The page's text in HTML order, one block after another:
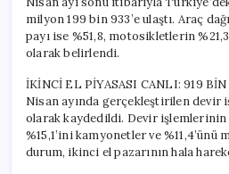
milyon 199 bin 933’e ulaştı. Araç
payı ise %51,8, motosikletlerin
olarak belirlendi.
İKİNCİ EL PİYASASI CANLI: 919 BİN
Nisan ayında gerçekleştirilen devir
olarak kaydedildi. Devir işlemlerinin
%15,1’ini kamyonetler ve
durum, ikinci el pazarının hala